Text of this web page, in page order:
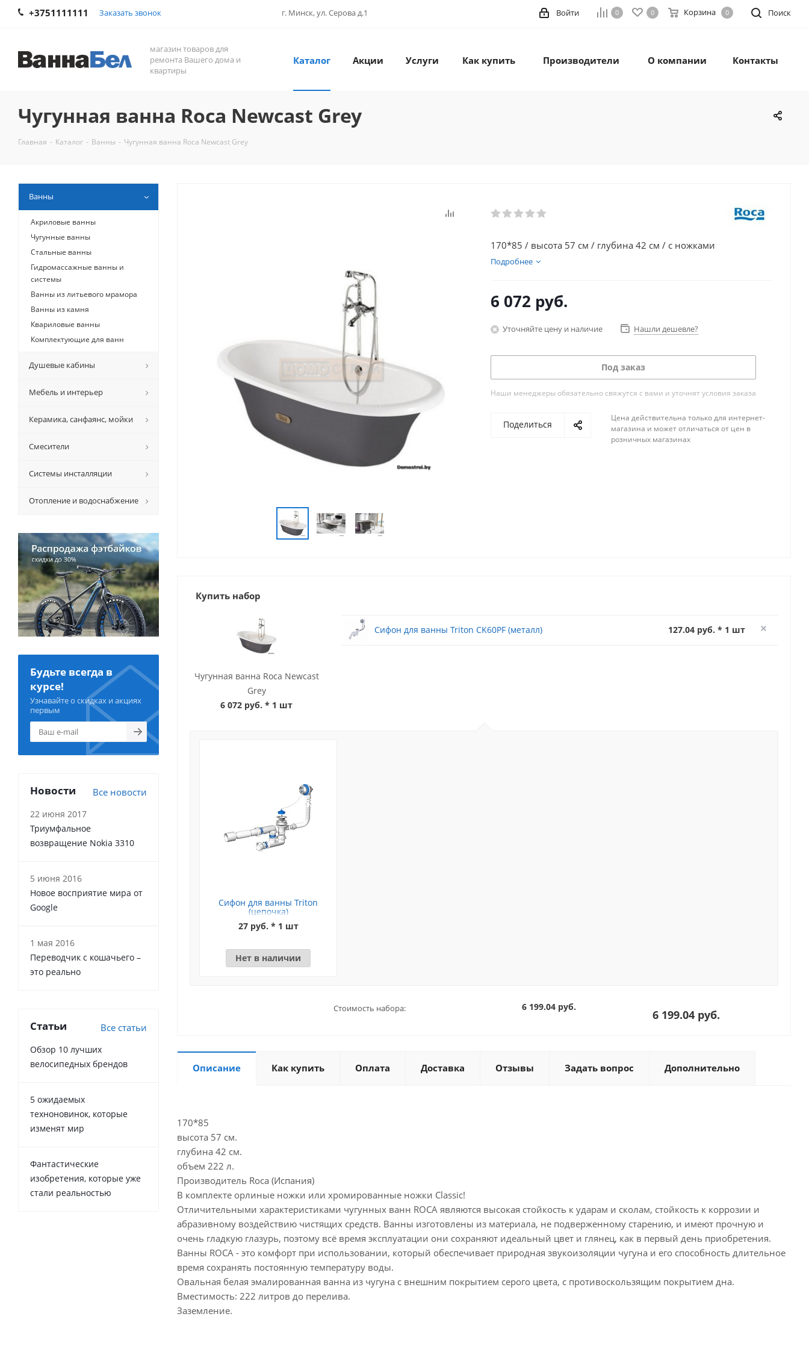
+3751111111 Заказать звонок г. Минск, ул. Серова д.1 Поиск
0 0 Корзина 0
Войти
магазин товаров для
ремонта Вашего дома и
квартиры
Каталог Акции Услуги Как купить Производители О компании Контакты
Чугунная ванна Roca Newcast Grey
Главная - Каталог - Ванны - Чугунная ванна Roca Newcast Grey
170*85 / высота 57 см / глубина 42 см / с ножками
Подробнее
6 072 руб.
Уточняйте цену и наличие Нашли дешевле?
Под заказ
Наши менеджеры обязательно свяжутся с вами и уточнят условия заказа
Поделиться
Цена действительна только для интернет-
магазина и может отличаться от цен в
розничных магазинах
Купить набор
Чугунная ванна Roca Newcast
Grey
6 072 руб. * 1 шт
Сифон для ванны Triton CK60PF (металл) 127.04 руб. * 1 шт
Сифон для ванны Triton
(цепочка)
27 руб. * 1 шт
Нет в наличии
Стоимость набора: 6 199.04 руб.
6 199.04 руб.
Описание Как купить Оплата Доставка Отзывы Задать вопрос Дополнительно
170*85
высота 57 см.
глубина 42 см.
объем 222 л.
Производитель Roca (Испания)
В комплекте орлиные ножки или хромированные ножки Classic!
Отличительными характеристиками чугунных ванн ROCA являются высокая стойкость к ударам и сколам, стойкость к коррозии и
абразивному воздействию чистящих средств. Ванны изготовлены из материала, не подверженному старению, и имеют прочную и
очень гладкую глазурь, поэтому всё время эксплуатации они сохраняют идеальный цвет и глянец, как в первый день приобретения.
Ванны ROCA - это комфорт при использовании, который обеспечивает природная звукоизоляции чугуна и его способность длительное
время сохранять постоянную температуру воды.
Овальная белая эмалированная ванна из чугуна с внешним покрытием серого цвета, с противоскользящим покрытием дна.
Вместимость: 222 литров до перелива.
Заземление.
Ванны
Акриловые ванны
Чугунные ванны
Стальные ванны
Гидромассажные ванны и
системы
Ванны из литьевого мрамора
Ванны из камня
Квариловые ванны
Комплектующие для ванн
Душевые кабины
Мебель и интерьер
Керамикa, санфаянс, мойки
Смесители
Системы инсталляции
Отопление и водоснабжение
Будьте всегда в
курсе!
Узнавайте о скидках и акциях
первым
Новости Все новости
22 июня 2017
Триумфальное
возвращение Nokia 3310
5 июня 2016
Новое восприятие мира от
Google
1 мая 2016
Переводчик с кошачьего –
это реально
Статьи Все статьи
Обзор 10 лучших
велосипедных брендов
5 ожидаемых
техноновинок, которые
изменят мир
Фантастические
изобретения, которые уже
стали реальностью